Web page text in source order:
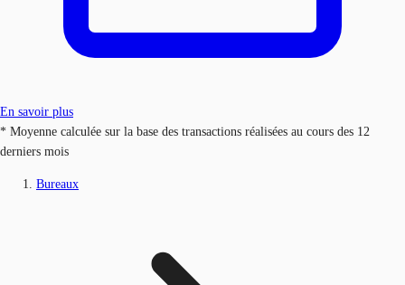
En savoir plus
* Moyenne calculée sur la base des transactions réalisées au cours des 12
derniers mois
Bureaux